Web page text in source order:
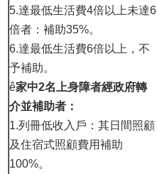
5.達最低生活費4倍以上未達6
倍者：補助35%。
6.達最低生活費6倍以上，不
予補助。
ê家中2名上身障者經政府轉
介並補助者：
1.列冊低收入戶：其日間照顧
及住宿式照顧費用補助
100%。